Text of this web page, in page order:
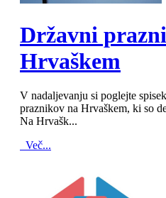
Državni
Hrvaškem
V nadaljevanju si poglejte
praznikov na Hrvaškem, ki so
Na Hrvašk...
Več...